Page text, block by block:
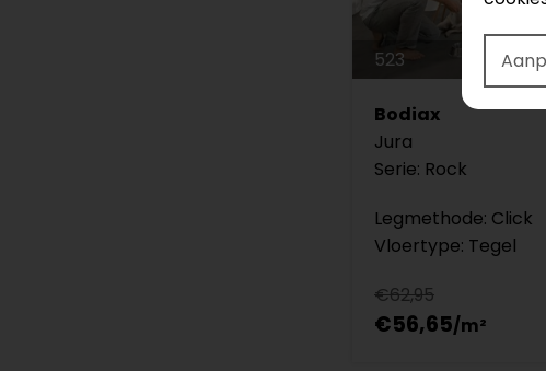
523
Bodiax
Jura
Serie: Rock
Legmethode: Click
Vloertype: Tegel
€62,95
€56,65